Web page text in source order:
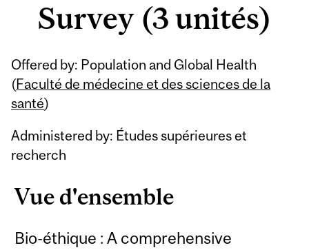
Survey (3 unités)
Offered by: Population and Global Health
(Faculté de médecine et des sciences de la
santé)
Administered by: Études supérieures et
recherch
Vue d'ensemble
Bio-éthique : A comprehensive
Related
Content